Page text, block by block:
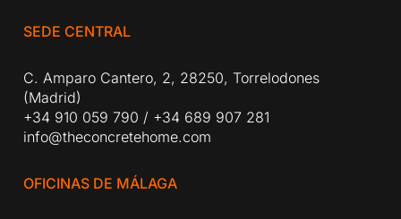
SEDE CENTRAL
C. Amparo Cantero, 2, 28250, Torrelodones
(Madrid)
+34 910 059 790 / +34 689 907 281
info@theconcretehome.com
OFICINAS DE MÁLAGA